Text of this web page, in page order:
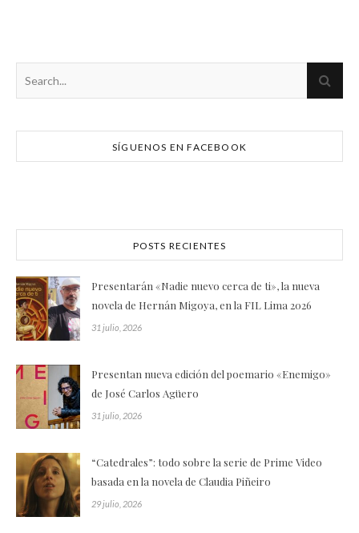
SÍGUENOS EN FACEBOOK
POSTS RECIENTES
Presentarán «Nadie nuevo cerca de ti», la nueva
novela de Hernán Migoya, en la FIL Lima 2026
31 julio, 2026
Presentan nueva edición del poemario «Enemigo»
de José Carlos Agüero
31 julio, 2026
“Catedrales”: todo sobre la serie de Prime Video
basada en la novela de Claudia Piñeiro
29 julio, 2026